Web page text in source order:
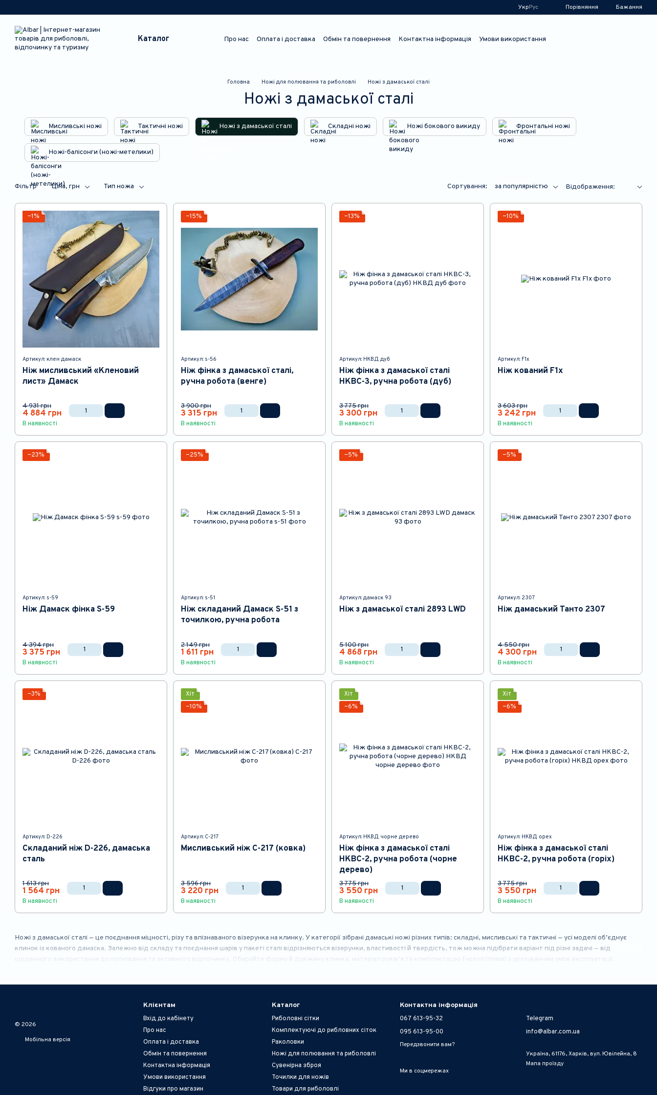
УкрРус Порівняння Бажання
Каталог Про нас Оплата і доставка Обмін та повернення Контактна інформація
Умови використання
Головна Ножі для полювання та риболовлі Ножі з дамаської сталі
Ножі з дамаської сталі
Мисливські ножі Тактичні ножі Ножі з дамаської сталі Складні ножі Ножі бокового викиду Фронтальні ножі
Ножі-балісонги (ножі-метелики)
Фільтр Ціна, грн Тип ножа Сортування: за популярністю Відображення:
−1%
Артикул: клен дамаск
Ніж мисливський «Кленовий
лист» Дамаск
4 931 грн
4 884 грн
В наявності
−15%
Артикул: s-56
Ніж фінка з дамаської сталі,
ручна робота (венге)
3 900 грн
3 315 грн
В наявності
−13%
Артикул: НКВД дуб
Ніж фінка з дамаської сталі
НКВС-3, ручна робота (дуб)
3 775 грн
3 300 грн
В наявності
−10%
Артикул: F1x
Ніж кований F1x
3 603 грн
3 242 грн
В наявності
−23%
Артикул: s-59
Ніж Дамаск фінка S-59
4 394 грн
3 375 грн
В наявності
−25%
Артикул: s-51
Ніж складаний Дамаск S-51 з
точилкою, ручна робота
2 149 грн
1 611 грн
В наявності
−5%
Артикул: дамаск 93
Ніж з дамаської сталі 2893 LWD
5 100 грн
4 868 грн
В наявності
−5%
Артикул: 2307
Ніж дамаський Танто 2307
4 550 грн
4 300 грн
В наявності
−3%
Артикул: D-226
Складаний ніж D-226, дамаська
сталь
1 613 грн
1 564 грн
В наявності
Хіт
−10%
Артикул: C-217
Мисливський ніж C-217 (ковка)
3 596 грн
3 220 грн
В наявності
Хіт
−6%
Артикул: НКВД чорне дерево
Ніж фінка з дамаської сталі
НКВС-2, ручна робота (чорне
дерево)
3 775 грн
3 550 грн
В наявності
Хіт
−6%
Артикул: НКВД орех
Ніж фінка з дамаської сталі
НКВС-2, ручна робота (горіх)
3 775 грн
3 550 грн
В наявності
Ножі з дамаської сталі — це поєднання міцності, різу та впізнаваного візерунка на клинку. У категорії зібрані дамаські ножі різних типів: складні, мисливські та тактичні — усі моделі об’єднує
клинок із кованого дамаска. Залежно від складу та поєднання шарів у пакеті сталі відрізняються візерунки, властивості й твердість, тож можна підібрати варіант під різні задачі — від
щоденного використання до полювання та активного відпочинку. Обирайте форму й довжину клинка, матеріал руків’я та комплектацію (чохол/піхви) з урахуванням умов експлуатації.
© 2026
Мобільна версія
Клієнтам
Вхід до кабінету
Про нас
Оплата і доставка
Обмін та повернення
Контактна інформація
Умови використання
Відгуки про магазин
Каталог
Риболовні сітки
Комплектуючі до рибловних сіток
Раколовки
Ножі для полювання та риболовлі
Сувенірна зброя
Точилки для ножів
Товари для риболовлі
Контактна інформація
067 613-95-32
095 613-95-00
Передзвонити вам?
Telegram
info@albar.com.ua
Україна, 61176, Харків, вул. Ювілейна, 8
Мапа проїзду
Ми в соцмережах